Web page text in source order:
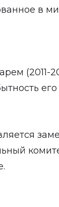
в
(2011-